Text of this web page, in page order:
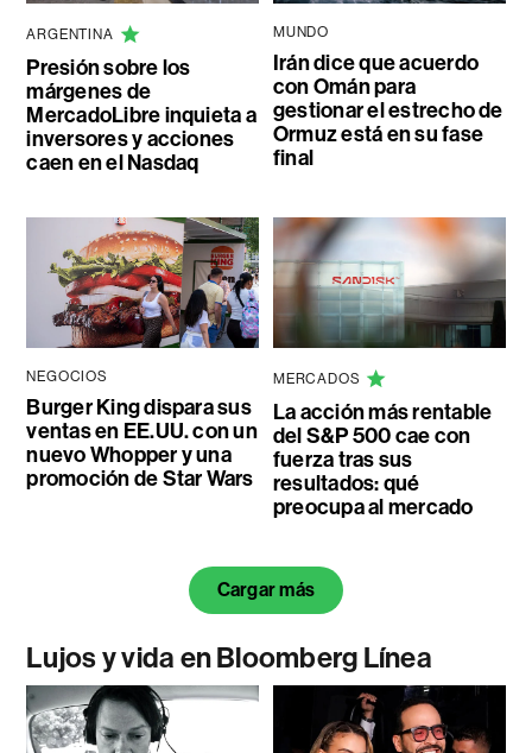
ARGENTINA
Presión sobre los
márgenes de
MercadoLibre inquieta a
inversores y acciones
caen en el Nasdaq
MUNDO
Irán dice que acuerdo
con Omán para
gestionar el estrecho de
Ormuz está en su fase
final
NEGOCIOS
Burger King dispara sus
ventas en EE.UU. con un
nuevo Whopper y una
promoción de Star Wars
MERCADOS
La acción más rentable
del S&P 500 cae con
fuerza tras sus
resultados: qué
preocupa al mercado
Cargar más
Lujos y vida en Bloomberg Línea